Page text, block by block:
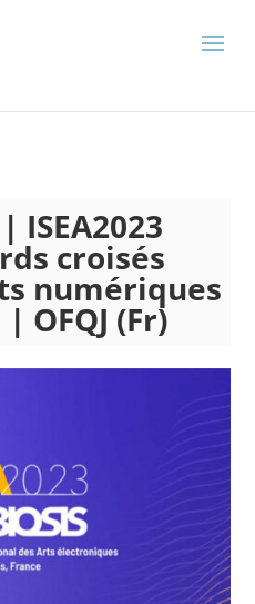
ISEA2023
croisés
numériques
OFQJ (Fr)